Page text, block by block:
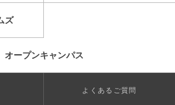
ズ
オープンキャンパス
よくあるご質問